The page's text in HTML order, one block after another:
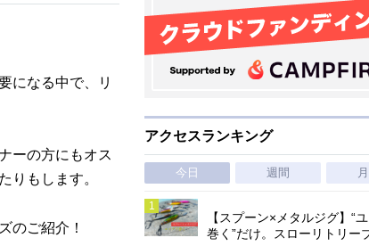
になる中で、リ
ーの方にもオス
りもします。
のご紹介！
アクセスランキング
今日 週間
【スプーン×メタルジグ】“
巻く”だけ。スローリトリー